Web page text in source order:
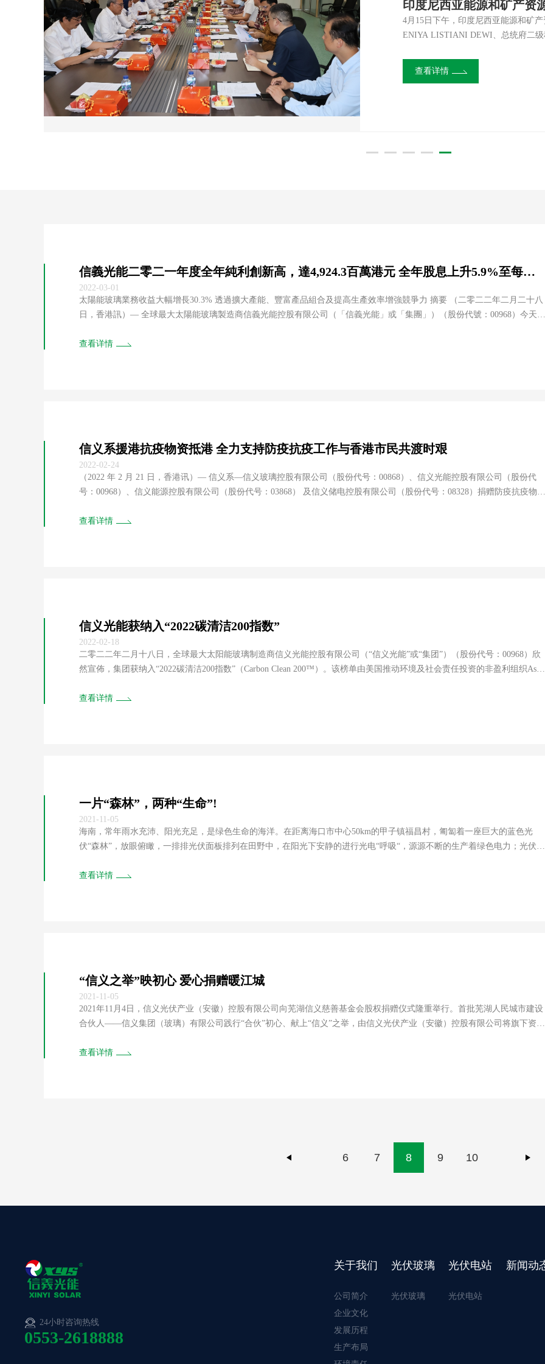
信義光能公布二零二六年
信義光能公布二零二六年中期业绩 强化海外产能以应对多变宏观环境 行业调整期间从追求规模转向
质量优先 * * * （二零二六年七月三十一日，香港讯）― 全球领先的太阳能玻璃制造商信義光能控
查看详情
抓实安全月，筑牢防护墙
2026年6月为全国第25个安全生产月
患”主题，在各基地全面铺开安全宣
查看详情
行业首批！信義光能荣获
在2026年第十九届SNEC SMART
品质量检验检测中心（CPVT）颁发
查看详情
信義光能携手信義能源、
2026年6月3日，以“聚合生态·能链未
大会暨展览会（SNEC SMART
查看详情
4月15日下午，印度尼西亚能源和矿
ENIYA LISTIANI DEWI、总统府二
查看详情
信義光能二零二一年度全年純利創新高，達4,924.3百萬港元 全年股息上升5.9%至每股27.0港仙
2022-03-01
太陽能玻璃業務收益大幅增長30.3% 透過擴大產能、豐富產品組合及提高生產效率增強競爭力 摘要 （二零二二年二月二十八
日，香港訊）― 全球最大太陽能玻璃製造商信義光能控股有限公司（「信義光能」或「集團」）（股份代號：00968）今天
品組合及加強成本控制措施，繼續鞏固其...
查看详情
信义系援港抗疫物资抵港 全力支持防疫抗疫工作与香港市民共渡时艰
2022-02-24
（2022 年 2 月 21 日，香港讯）― 信义系—信义玻璃控股有限公司（股份代号：00868）、信义光能控股有限公司（股份代
号：00968）、信义能源控股有限公司（股份代号：03868） 及信义储电控股有限公司（股份代号：08328）捐赠防疫抗疫物
100,000 盒快速检测试剂，将陆续抵港。首批援港抗疫物资已于 2 月 14 日由专车运抵香港并全数捐...
查看详情
信义光能获纳入“2022碳清洁200指数”
2022-02-18
二零二二年二月十八日，全球最大太阳能玻璃制造商信义光能控股有限公司（“信义光能”或“集团”）（股份代号：00968）欣
然宣佈，集团获纳入“2022碳清洁200指数”（Carbon Clean 200™）。该榜单由美国推动环境及社会责任投资的非盈利组织As
查看详情
一片“森林”，两种“生命”!
2021-11-05
海南，常年雨水充沛、阳光充足，是绿色生命的海洋。在距离海口市中心50km的甲子镇福昌村，匍匐着一座巨大的蓝色光
伏“森林”，放眼俯瞰，一排排光伏面板排列在田野中，在阳光下安静的进行光电“呼吸“，源源不断的生产着绿色电力；光伏板
5月，信义光能利用自有资金，在海南开创性的建设 “农光互补示范基地”，项目规划用地约...
查看详情
“信义之举”映初心 爱心捐赠暖江城
2021-11-05
2021年11月4日，信义光伏产业（安徽）控股有限公司向芜湖信义慈善基金会股权捐赠仪式隆重举行。首批芜湖人民城市建设
合伙人——信义集团（玻璃）有限公司践行“合伙”初心、献上“信义”之举，由信义光伏产业（安徽）控股有限公司将旗下资产
副书记、市长宁波，芜湖市领导张志宏、杨志斌、张东出席仪式。全国政协委员、芜湖信义慈善基金...
查看详情
6 7 8 9 10
24小时咨询热线
0553-2618888
关于我们
公司简介
企业文化
发展历程
生产布局
光伏玻璃
光伏玻璃
光伏电站
光伏电站
新闻动